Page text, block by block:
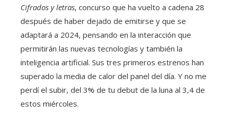
Cifrados y letras, concurso que ha vuelto a cadena 28
después de haber dejado de emitirse y que se
adaptará a 2024, pensando en la interacción que
permitirán las nuevas tecnologías y también la
inteligencia artificial. Sus tres primeros estrenos han
superado la media de calor del panel del día. Y no me
perdí el subir, del 3% de tu debut de la luna al 3,4 de
estos miércoles.